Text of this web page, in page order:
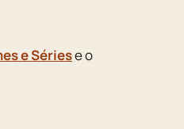
e Sériese o